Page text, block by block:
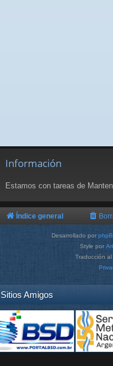
Información
Estamos con tareas de
Índice general
Desarrollado por
Style por
Traducción
Sitios Amigos